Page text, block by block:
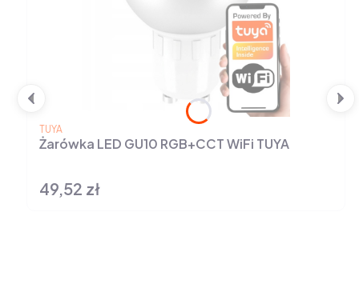
Żarówka LED GU10 RGB+CCT WiFi TUYA
PRODUCENT
TUYA
Cena
49,52 zł